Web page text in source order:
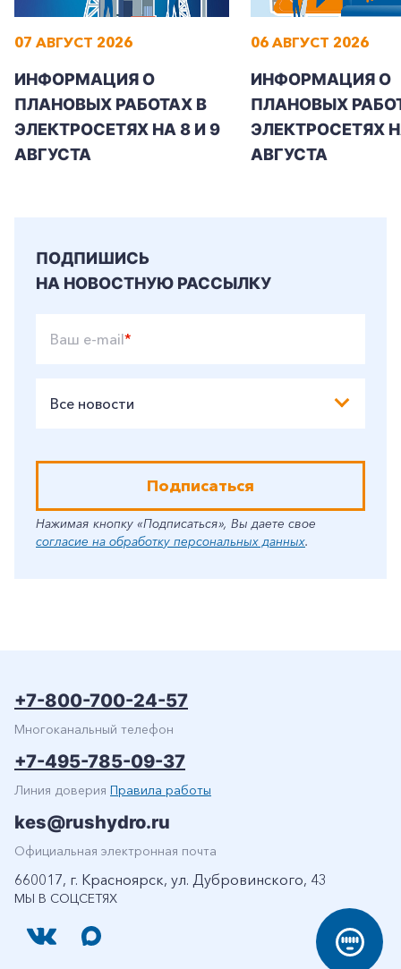
Заказать обратный звонок
Корпоративным клиентам
07 АВГУСТ 2026
ИНФОРМАЦИЯ О
ПЛАНОВЫХ РАБОТАХ В
ЭЛЕКТРОСЕТЯХ НА 8 И 9
АВГУСТА
06 АВГУСТ 2026
ИНФОРМАЦИЯ О
ПЛАНОВЫХ
ЭЛЕКТРОСЕТЯХ
АВГУСТА
ПОДПИШИСЬ
НА НОВОСТНУЮ РАССЫЛКУ
Ваш e-mail*
Все новости
Подписаться
Нажимая кнопку «Подписаться», Вы даете свое
согласие на обработку персональных данных.
МЫ В СОЦСЕТЯХ
+7-800-700-24-57
Многоканальный телефон
+7-495-785-09-37
Линия доверия Правила работы
kes@rushydro.ru
Официальная электронная почта
660017, г. Красноярск, ул. Дубровинского, 43